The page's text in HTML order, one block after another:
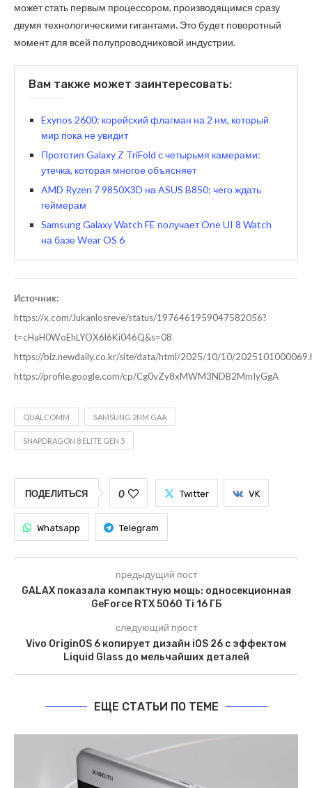
может стать первым процессором, производящимся сразу
двумя технологическими гигантами. Это будет поворотный
момент для всей полупроводниковой индустрии.
Вам также может заинтересовать:
Exynos 2600: корейский флагман на 2 нм, который
мир пока не увидит
Прототип Galaxy Z TriFold с четырьмя камерами:
утечка, которая многое объясняет
AMD Ryzen 7 9850X3D на ASUS B850: чего ждать
геймерам
Samsung Galaxy Watch FE получает One UI 8 Watch
на базе Wear OS 6
Источник:
https://x.com/Jukanlosreve/status/1976461959047582056?
t=cHaH0WoEhLYOX6l6Ki046Q&s=08
https://biz.newdaily.co.kr/site/data/html/2025/10/10/
https://profile.google.com/cp/Cg0vZy8xMWM3NDB2MmIyGgA
QUALCOMM SAMSUNG 2NM GAA
SNAPDRAGON 8 ELITE GEN 5
ПОДЕЛИТЬСЯ 0 Twitter VK
Whatsapp Telegram
предыдущий пост
GALAX показала компактную мощь: односекционная
GeForce RTX 5060 Ti 16 ГБ
следующий прост
Vivo OriginOS 6 копирует дизайн iOS 26 с эффектом
Liquid Glass до мельчайших деталей
ЕЩЕ СТАТЬИ ПО ТЕМЕ